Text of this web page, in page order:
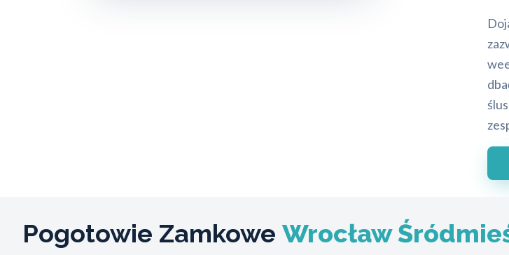
Pogotowie Zamkowe Wrocław